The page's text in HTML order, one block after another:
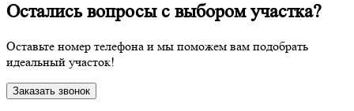
Остались вопросы с выбором участка?
Оставьте номер телефона и мы поможем вам подобрать
идеальный участок!
Заказать звонок